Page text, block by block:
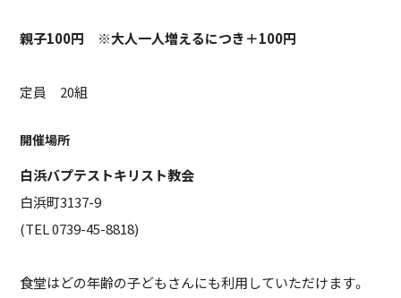
親子100円 ※大人一人増えるにつき＋100円
定員 20組
開催場所
白浜バプテストキリスト教会
白浜町3137-9
(TEL 0739-45-8818)
食堂はどの年齢の子どもさんにも利用していただけます。